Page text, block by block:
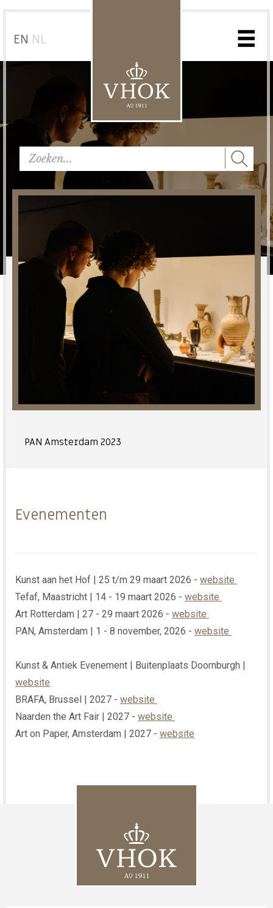
EN NL
PAN Amsterdam 2023
Evenementen
Kunst aan het Hof | 25 t/m 29 maart 2026 - website
Tefaf, Maastricht | 14 - 19 maart 2026 - website
Art Rotterdam | 27 - 29 maart 2026 - website
PAN, Amsterdam | 1 - 8 november, 2026 - website
Kunst & Antiek Evenement | Buitenplaats Doornburgh |
website
BRAFA, Brussel | 2027 - website
Naarden the Art Fair | 2027 - website
Art on Paper, Amsterdam | 2027 - website